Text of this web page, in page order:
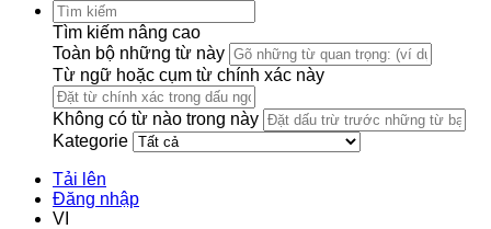
Tìm kiếm nâng cao
Toàn bộ những từ này
Từ ngữ hoặc cụm từ chính xác này
Không có từ nào trong này
Kategorie
Tải lên
Đăng nhập
VI